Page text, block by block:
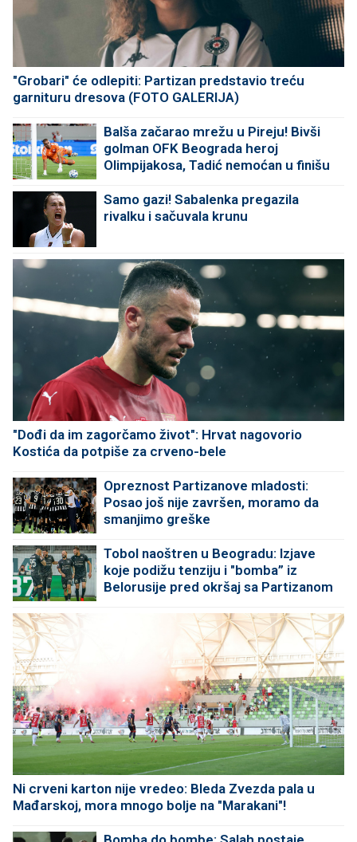
"Grobari" će odlepiti: Partizan predstavio treću
garnituru dresova (FOTO GALERIJA)
Balša začarao mrežu u Pireju! Bivši
golman OFK Beograda heroj
Olimpijakosa, Tadić nemoćan u finišu
Samo gazi! Sabalenka pregazila
rivalku i sačuvala krunu
"Dođi da im zagorčamo život": Hrvat nagovorio
Kostića da potpiše za crveno-bele
Opreznost Partizanove mladosti:
Posao još nije završen, moramo da
smanjimo greške
Tobol naoštren u Beogradu: Izjave
koje podižu tenziju i "bomba” iz
Belorusije pred okršaj sa Partizanom
Ni crveni karton nije vredeo: Bleda Zvezda pala u
Mađarskoj, mora mnogo bolje na "Marakani"!